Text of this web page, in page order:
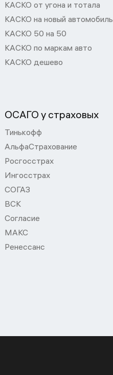
КАСКО от угона и тотала
КАСКО на новый автомобиль
КАСКО 50 на 50
КАСКО по маркам авто
КАСКО дешево
ОСАГО у страховых
Тинькофф
АльфаСтрахование
Росгосстрах
Ингосстрах
СОГАЗ
ВСК
Согласие
МАКС
Ренессанс